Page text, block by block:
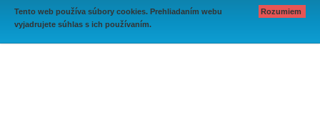
Tento web používa súbory cookies. Prehliadaním webu
vyjadrujete súhlas s ich používaním.
Rozumiem